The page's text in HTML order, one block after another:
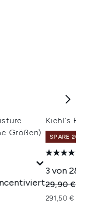
Größen)
Kiehl's
SPARE 20%
3 von 28
29,90 €
291,50 €